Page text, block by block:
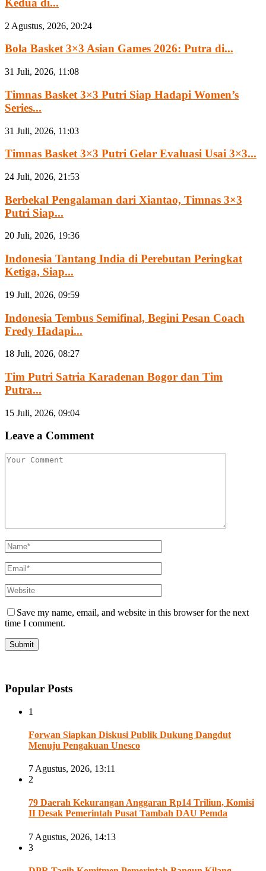
Kedua di...
2 Agustus, 2026, 20:24
Bola Basket 3×3 Asian Games 2026: Putra di...
31 Juli, 2026, 11:08
Timnas Basket 3×3 Putri Siap Hadapi Women’s
Series...
31 Juli, 2026, 11:03
Timnas Basket 3×3 Putri Gelar Evaluasi Usai 3×3...
24 Juli, 2026, 21:53
Berbekal Pengalaman dari Xiantao, Timnas 3×3
Putri Siap...
20 Juli, 2026, 19:36
Indonesia Tantang India di Perebutan Peringkat
Ketiga, Siap...
19 Juli, 2026, 09:59
Indonesia Tembus Semifinal, Begini Pesan Coach
Fredy Hadapi...
18 Juli, 2026, 08:27
Tim Putri Satria Karadenan Bogor dan Tim
Putra...
15 Juli, 2026, 09:04
Leave a Comment
Save my name, email, and website in this browser for the next
time I comment.
Popular Posts
1
Forwan Siapkan Diskusi Publik Dukung Dangdut
Menuju Pengakuan Unesco
7 Agustus, 2026, 13:11
2
79 Daerah Kekurangan Anggaran Rp14 Triliun, Komisi
II Desak Pemerintah Pusat Tambah DAU Pemda
7 Agustus, 2026, 14:13
3